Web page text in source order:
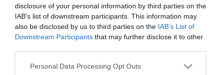
disclosure of your personal information by third parties on the
IAB’s list of downstream participants. This information may
also be disclosed by us to third parties on the IAB’s List of
Downstream Participants that may further disclose it to other
Please note that this website/app uses one or more Google
Personal Data Processing Opt Outs
vagy medvehagymát nemcsak frissen, hanem
tartósítva is használjuk, hogy télen is a szezon
ízeit adhassuk vissza.”
A kínálat kialakításánál a
ízeken van.„Lehet rombuszhalat is főzni, de ha itt